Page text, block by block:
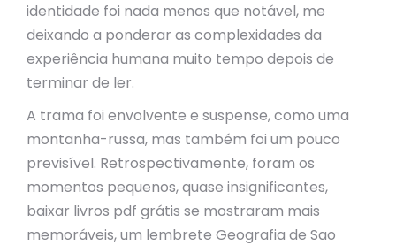
identidade foi nada menos que notável, me
deixando a ponderar as complexidades da
experiência humana muito tempo depois de
terminar de ler.
A trama foi envolvente e suspense, como uma
montanha-russa, mas também foi um pouco
previsível. Retrospectivamente, foram os
momentos pequenos, quase insignificantes,
baixar livros pdf grátis se mostraram mais
memoráveis, um lembrete Geografia de Sao